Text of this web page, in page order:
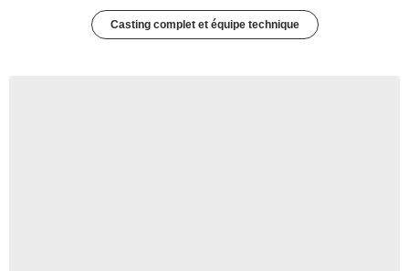
Casting complet et équipe technique